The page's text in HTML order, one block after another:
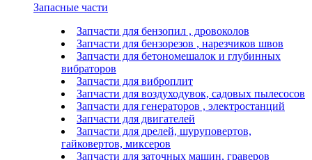
Запасные части
Запчасти для бензопил , дровоколов
Запчасти для бензорезов , нарезчиков швов
Запчасти для бетономешалок и глубинных
вибраторов
Запчасти для виброплит
Запчасти для воздуходувок, садовых пылесосов
Запчасти для генераторов , электростанций
Запчасти для двигателей
Запчасти для дрелей, шуруповертов,
гайковертов, миксеров
Запчасти для заточных машин, граверов